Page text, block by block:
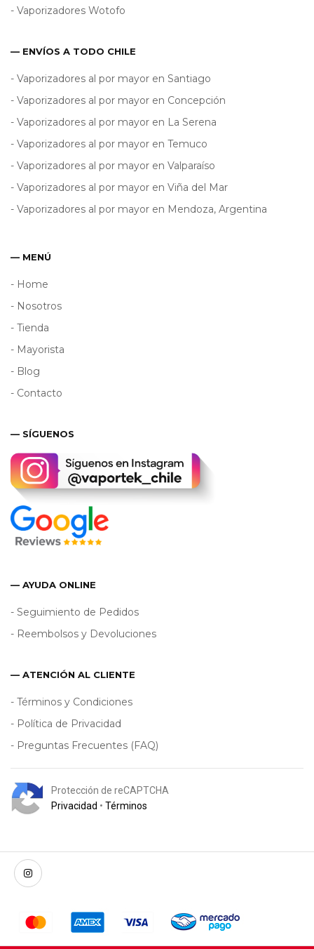
- Vaporizadores Wotofo
— ENVÍOS A TODO CHILE
- Vaporizadores al por mayor en Santiago
- Vaporizadores al por mayor en Concepción
- Vaporizadores al por mayor en La Serena
- Vaporizadores al por mayor en Temuco
- Vaporizadores al por mayor en Valparaíso
- Vaporizadores al por mayor en Viña del Mar
- Vaporizadores al por mayor en Mendoza, Argentina
— MENÚ
- Home
- Nosotros
- Tienda
- Mayorista
- Blog
- Contacto
— SÍGUENOS
— AYUDA ONLINE
- Seguimiento de Pedidos
- Reembolsos y Devoluciones
— ATENCIÓN AL CLIENTE
- Términos y Condiciones
- Política de Privacidad
- Preguntas Frecuentes (FAQ)
Protección de reCAPTCHA
Privacidad • Términos